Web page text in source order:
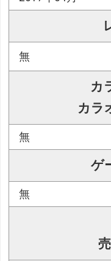
無
カ
カラ
無
ゲ
無